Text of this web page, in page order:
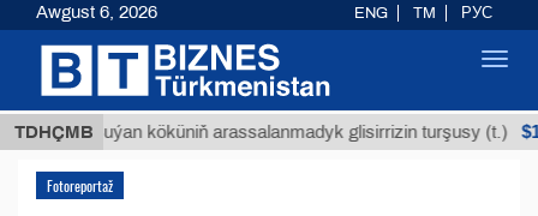
TDHÇMB
Buýan köküniň arassalanmadyk glisirrizin turşusy (t.)
Fotoreportaž
Awgust 6, 2026 ENG TM РУС